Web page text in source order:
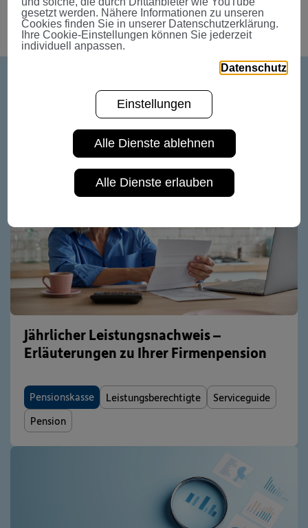
Weitere News
Jährlicher Leistungsnachweis –
Erläuterungen zu Ihrer Firmenpension
Pensionskasse Leistungsberechtigte
Serviceguide
Pension
gesetzt werden. Nähere Informationen zu unseren
Cookies finden Sie in unserer Datenschutzerklärung.
Ihre Cookie-Einstellungen können Sie jederzeit
individuell anpassen.
Datenschutz
Einstellungen
Alle Dienste ablehnen
Alle Dienste erlauben